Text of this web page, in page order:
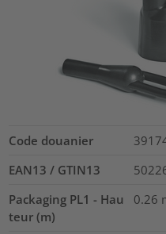
Code douanier
EAN13 / GTIN13
Packaging PL1 - Hau
teur (m)
0.26